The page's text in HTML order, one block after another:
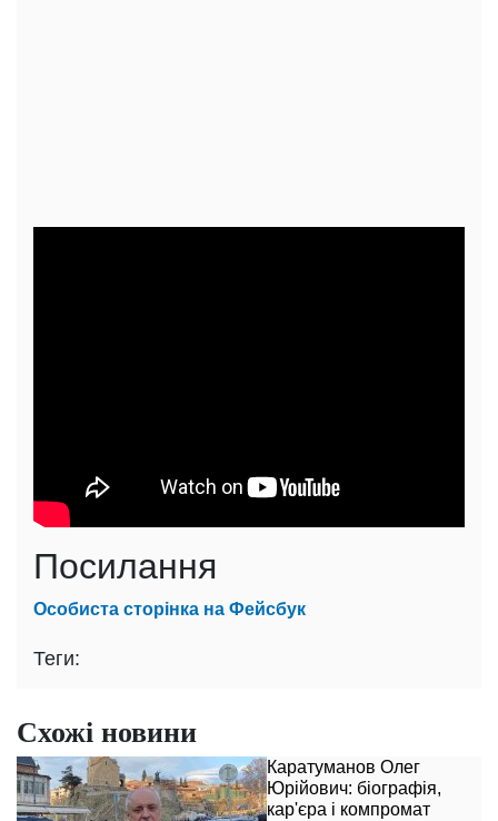
Посилання
Особиста сторінка на Фейсбук
Теги:
Схожі новини
Каратуманов Олег
Юрійович: біографія,
кар'єра і компромат